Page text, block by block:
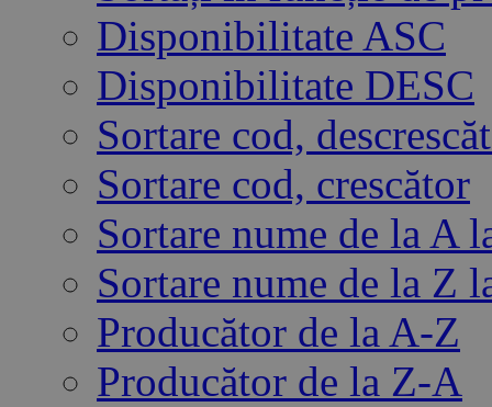
Disponibilitate ASC
Disponibilitate DESC
Sortare cod,
Sortare cod, crescător
Sortare nume de la A
Sortare nume de la Z
Producător de la A-Z
Producător de la Z-A